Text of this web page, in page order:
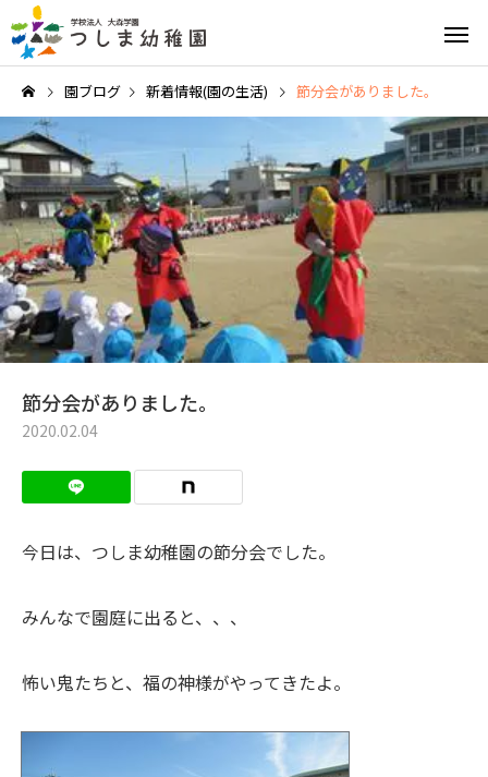
英語教育
園ブログ 新着情報(園の生活) 節分会がありました。
節分会がありました。
2020.02.04
今日は、つしま幼稚園の節分会でした。
みんなで園庭に出ると、、、
怖い鬼たちと、福の神様がやってきたよ。